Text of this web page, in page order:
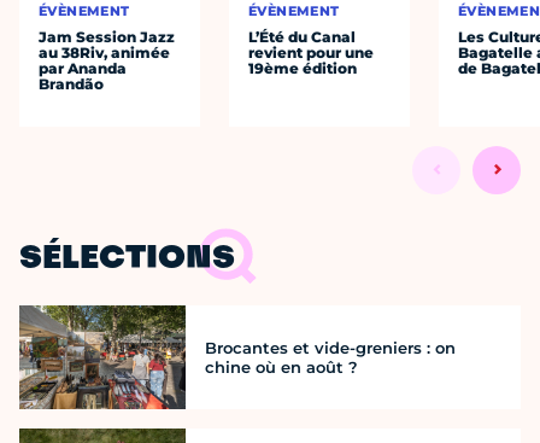
ÉVÈNEMENT
Jam Session Jazz
au 38Riv, animée
par Ananda
Brandão
ÉVÈNEMENT
L’Été du Canal
revient pour une
19ème édition
Les
Bagatelle
de
SÉLECTIONS
Brocantes et vide-greniers : on
chine où en août ?